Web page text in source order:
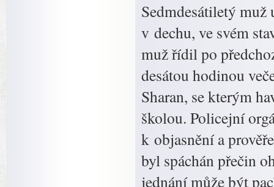
Sedmdesátiletý
v dechu, ve svém
muž řídil po
desátou hodinou
Sharan, se kterým
školou. Policejní
k objasnění a
byl spáchán přečin
jednání může být